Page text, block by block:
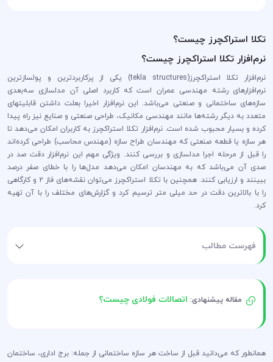
تکلا استراکچرز چیست؟
نرم‌افزار تکلا استراکچرز چیست؟
نرم‌افزار تکلا استراکچرز(tekla structures) یکی از پرکاربردترین و پولسازترین
نرم‌افزار‌های رشته مهندسی عمران است که کاربرد اصلی آن مدلسازی سه‌بعدی
سازه‌های ساختمانی و صنعتی می‌باشد. این نرم‌افزار اخیرا بعلت داشتن قابلیتهای
متعدد به دیگر رشته‌ها مانند مهندسی مکانیک، طراحی صنعتی و صنایع نیز راه پیدا
کرده و بسیار محبوب شده است. نرم‌افزار تکلا استراکچرز به کاربران امکان می‌دهد تا
هر سازه‌ یا قطعه صنعتی که مهندسان طراح سازه (مهندس محاسب) طراحی کرده‌اند
را قبل از مرحله اجرا مدلسازی و بررسی کنند. ویژگی مهم این نرم‌افزار دقت صد در
صدی آن می‌باشد که به مهندسان امکان می‌دهد مدل‌ها را با خطای صفر درصد
ببینند و ارزیابی کنند. همچنین با تکلا استراکچرز می‌توان نقشه‌های فاز 2 و کارگاهی
را با بالاترین دقت در حد میلی متر ترسیم کرد و گزارش‌های مختلف را با آن تهیه
کرد.
فهرست مطالب
مقاله پیشنهادی: اتصالات فولادی چیست؟
همانطور که می‌دانید قبل از ساخت هر سازه ساختمانی از جمله: برج اداری، ساختمان